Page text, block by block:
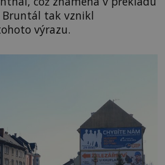
Bruntál tak vznikl
výrazu.